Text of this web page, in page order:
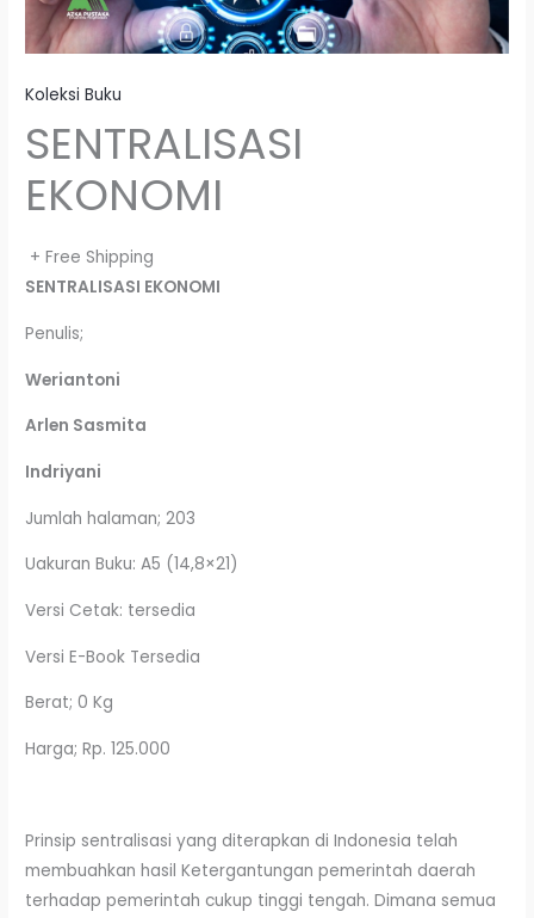
Koleksi Buku
SENTRALISASI
EKONOMI
+ Free Shipping
SENTRALISASI EKONOMI
Penulis;
Weriantoni
Arlen Sasmita
Indriyani
Jumlah halaman; 203
Uakuran Buku: A5 (14,8×21)
Versi Cetak: tersedia
Versi E-Book Tersedia
Berat; 0 Kg
Harga; Rp. 125.000
Prinsip sentralisasi yang diterapkan di Indonesia telah
membuahkan hasil Ketergantungan pemerintah daerah
terhadap pemerintah cukup tinggi tengah. Dimana semua